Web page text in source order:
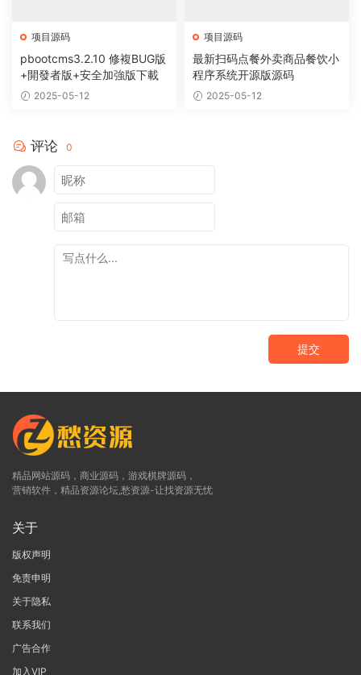
项目源码
pbootcms3.2.10 修複BUG版
+開發者版+安全加強版下載
2025-05-12
项目源码
最新扫码点餐外卖商品餐饮小
程序系统开源版源码
2025-05-12
评论 0
提交
精品网站源码，商业源码，游戏棋牌源码，
营销软件，精品资源论坛,愁资源-让找资源无忧
关于
版权声明
免责申明
关于隐私
联系我们
广告合作
加入VIP